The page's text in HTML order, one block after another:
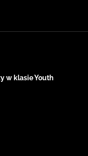
w klasie Youth